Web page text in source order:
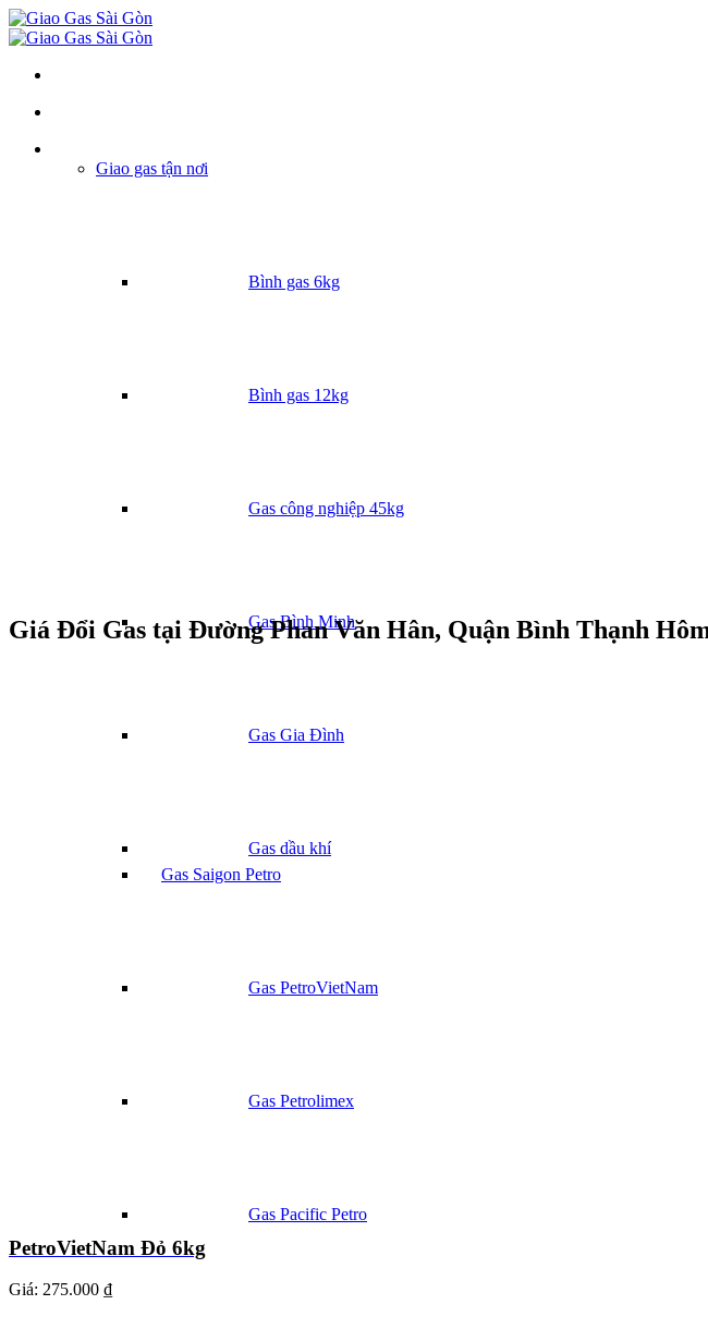
Giao gas tận nơi
Bình gas 6kg
Bình gas 12kg
Gas công nghiệp 45kg
Gas Bình Minh
Gas Gia Đình
Gas dầu khí
Gas Saigon Petro
Gas PetroVietNam
Gas Petrolimex
Gas Pacific Petro
Giá Đổi Gas tại Đường Phan Văn Hân, Quận Bình Thạnh
PetroVietNam Đỏ 6kg
Giá: 275.000 ₫